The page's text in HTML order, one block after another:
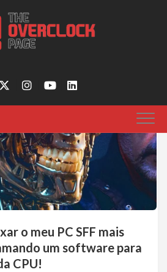
o meu PC SFF mais
um software para
CPU!